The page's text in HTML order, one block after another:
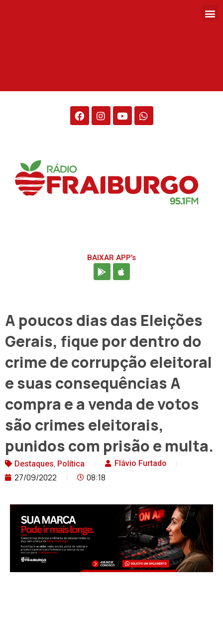
BAIXAR APP's
A poucos dias das Eleições
Gerais, fique por dentro do
crime de corrupção eleitoral
e suas consequências A
compra e a venda de votos
são crimes eleitorais,
punidos com prisão e multa.
Destaques, Política Flávio Furtado
27/09/2022 08:18